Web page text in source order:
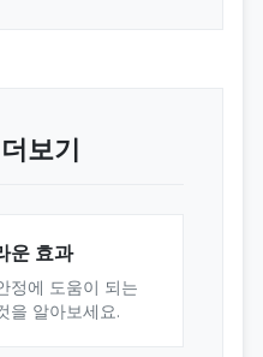
보기
운 효과
정에 도움이 되는
을 알아보세요.